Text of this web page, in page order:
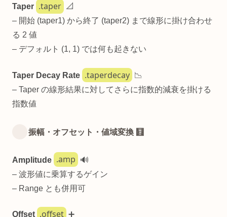
Taper .taper
📐
– 開始 (taper1) から終了 (taper2) まで線形に掛け合わせ
る 2 値
– デフォルト (1, 1) では何も起きない
Taper Decay Rate .taperdecay
📉
– Taper の線形結果に対してさらに指数的減衰を掛ける
指数値
振幅・オフセット・値域変換 🧮
Amplitude .amp
🔊
– 波形値に乗算するゲイン
– Range とも併用可
Offset .offset ➕